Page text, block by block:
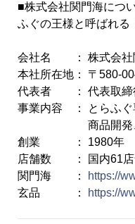
■株式会社関門海につ
ふぐの王様と呼ばれる
会社名 ： 株式会社
本社所在地： 〒580-
代表者 ： 代表取締
事業内容 ： とらふぐ
商品開発、海
創業 ： 1980年
店舗数 ： 国内61店
関門海 ：
https://
玄品 ：
https://